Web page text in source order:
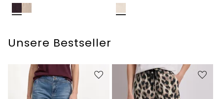
Unsere Bestseller